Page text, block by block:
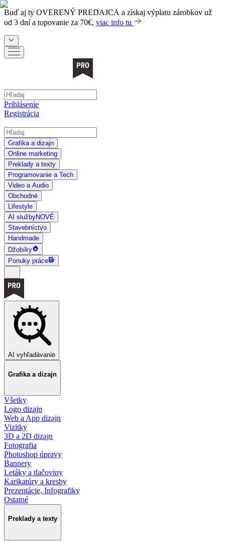
Buď aj ty OVERENÝ PREDAJCA a získaj výplatu zárobkov už
od 3 dní a topovanie za 70€, viac info tu
Prihlásenie
Registrácia
Grafika a dizajn
Online marketing
Preklady a texty
Programovanie a Tech
Video a Audio
Obchodné
Lifestyle
AI službyNOVÉ
Stavebníctvo
Handmade
Džobíky
Ponuky práce
AI vyhľadávanie
Grafika a dizajn
Všetky
Logo dizajn
Web a App dizajn
Vizitky
3D a 2D dizajn
Fotografia
Photoshop úpravy
Bannery
Letáky a tlačoviny
Karikatúry a kresby
Prezentácie, Infografiky
Ostatné
Preklady a texty